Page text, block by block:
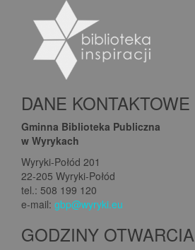
DANE KONTAKTOWE
Gminna Biblioteka Publiczna
w Wyrykach
Wyryki-Połód 201
22-205 Wyryki-Połód
tel.: 508 199 120
e-mail: gbp@wyryki.eu
GODZINY OTWARCIA